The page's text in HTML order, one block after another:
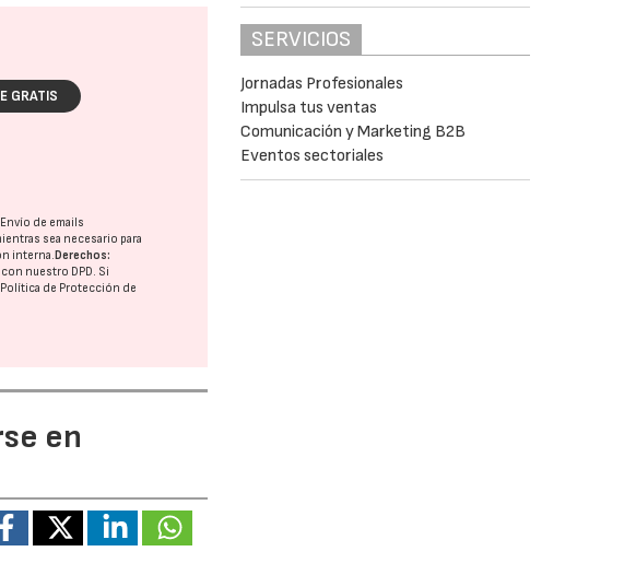
GRATIS
de emails
sea necesario para
interna. Derechos:
nuestro DPD. Si
Política de Protección de
en
SERVICIOS
Jornadas Profesionales
Impulsa tus ventas
Comunicación y Marketing B2B
Eventos sectoriales